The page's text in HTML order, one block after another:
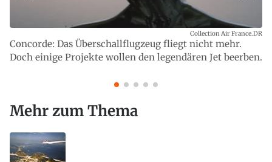
Concorde: Das Überschallflugzeug fliegt nicht mehr.
Doch einige Projekte wollen den legendären Jet beerben.
Collection Air France.DR
Mehr zum Thema